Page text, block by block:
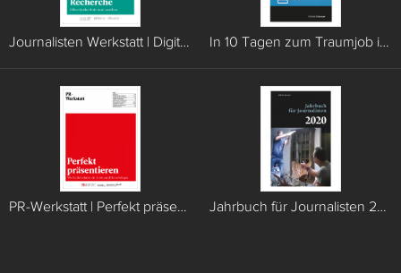
Journalisten Werkstatt | Digitale Recherche In 10 Tagen zum Traumjob in Medien und PR
PR-Werkstatt | Perfekt präsentieren Jahrbuch für Journalisten 2020